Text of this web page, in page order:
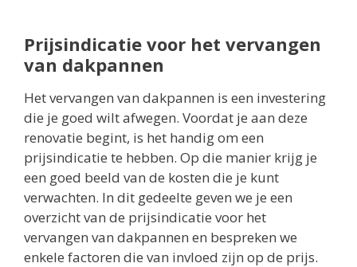
Prijsindicatie voor het vervangen
van dakpannen
Het vervangen van dakpannen is een investering
die je goed wilt afwegen. Voordat je aan deze
renovatie begint, is het handig om een
prijsindicatie te hebben. Op die manier krijg je
een goed beeld van de kosten die je kunt
verwachten. In dit gedeelte geven we je een
overzicht van de prijsindicatie voor het
vervangen van dakpannen en bespreken we
enkele factoren die van invloed zijn op de prijs.